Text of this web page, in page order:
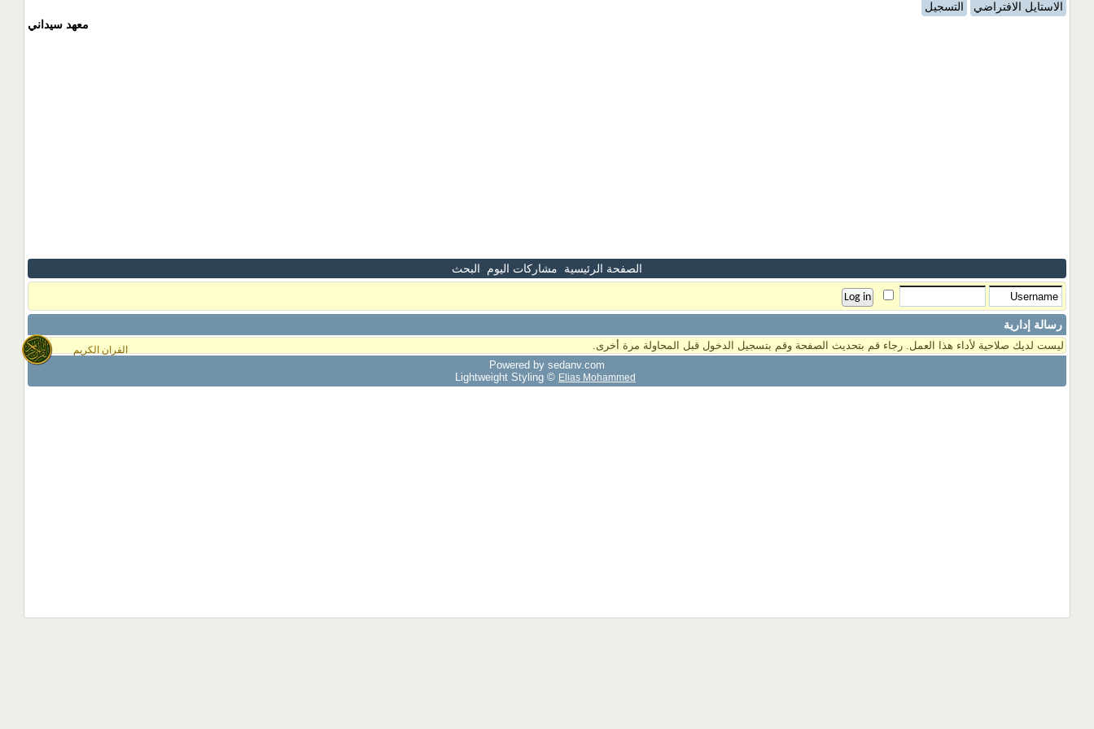
القران الكريم
الاستايل الافتراضي
التسجيل
معهد سيداني
الصفحة الرئيسية مشاركات اليوم البحث
رسالة إدارية
ليست لديك صلاحية لأداء هذا العمل. رجاء قم بتحديث الصفحة وقم بتسجيل الدخول قبل المحاولة مرة أخرى.
Powered by sedany.com
Lightweight Styling © Elias Mohammed